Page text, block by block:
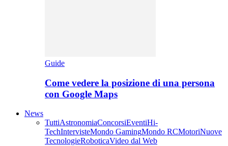
Guide
Come vedere la posizione di una persona
con Google Maps
News
TuttiAstronomiaConcorsiEventiHi-
TechIntervisteMondo GamingMondo RCMotoriNuove
TecnologieRoboticaVideo dal Web